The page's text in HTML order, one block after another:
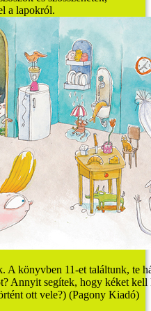
a lapokról.
A könyvben 11-et találtunk, te
Annyit segítek, hogy kéket
ott vele?) (Pagony Kiadó)